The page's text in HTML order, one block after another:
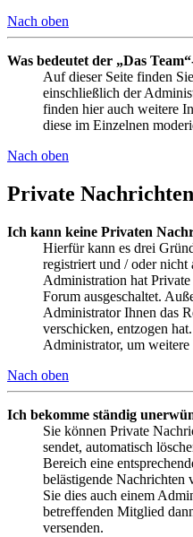
Nach oben
Was bedeutet der „Das
Auf dieser Seite finden
einschließlich der
finden hier auch weitere
diese im Einzelnen
Nach oben
Private Nachrichten
Ich kann keine Privaten
Hierfür kann es drei
registriert und / oder nicht
Administration hat
Forum ausgeschaltet.
Administrator Ihnen das
verschicken, entzogen
Administrator, um
Nach oben
Ich bekomme ständig
Sie können Private
sendet, automatisch
Bereich eine
belästigende Nachrichten
Sie dies auch einem
betreffenden Mitglied
versenden.